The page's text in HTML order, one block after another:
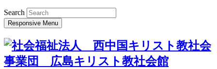
Search
Responsive Menu